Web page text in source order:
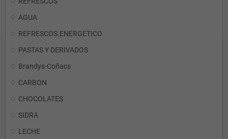
AGUA
REFRESCOS.ENERGETICO
PASTAS Y DERIVADOS
Brandys-Coñacs
CARBON
CHOCOLATES
SIDRA
LECHE